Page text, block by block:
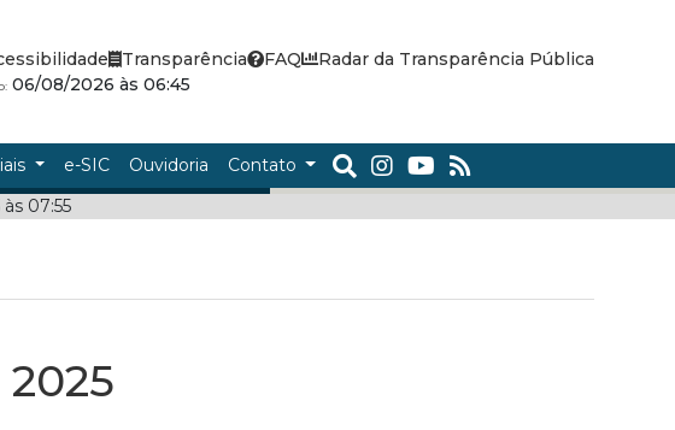
Transparência FAQ Radar da Transparência Pública
06/08/2026 às 06:45
e-SIC Ouvidoria
Contato
07:55